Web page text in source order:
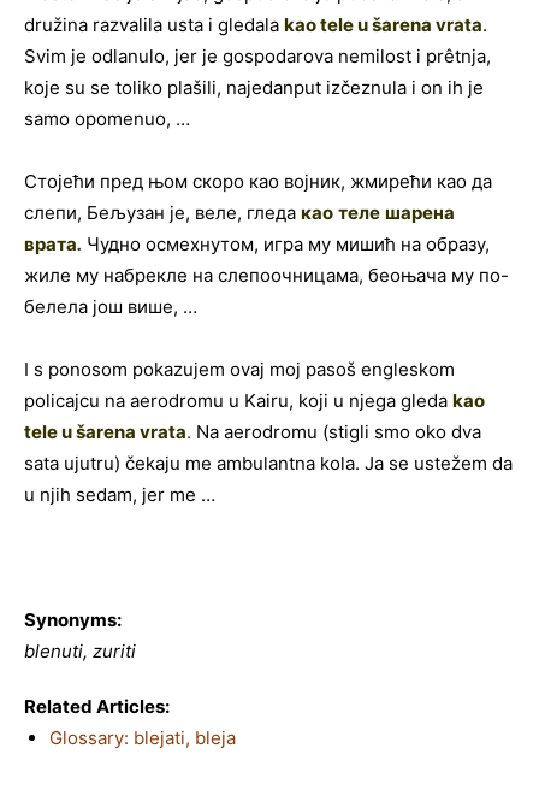
družina razvalila usta i gledala kao tele u šarena vrata.
Svim je odlanulo, jer je gospodarova nemilost i prêtnja,
koje su se toliko plašili, najedanput izčeznula i on ih je
samo opomenuo, …
Стојећи пред њом скоро као војник, жмирећи као да
слепи, Бељузан је, веле, гледа као теле шарена
врата. Чудно осмехнутом, игра му мишић на образу,
жиле му набрекле на слепоочницама, беоњача му по-
белела још више, …
I s ponosom pokazujem ovaj moj pasoš engleskom
policajcu na aerodromu u Kairu, koji u njega gleda kao
tele u šarena vrata. Na aerodromu (stigli smo oko dva
sata ujutru) čekaju me ambulantna kola. Ja se ustežem da
u njih sedam, jer me …
Synonyms:
blenuti, zuriti
Related Articles:
Glossary: blejati, bleja